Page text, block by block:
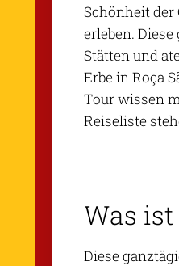
Schönheit der
erleben.
Stätten und
Erbe in Roça
Tour wissen
Reiseliste
Was ist
Diese